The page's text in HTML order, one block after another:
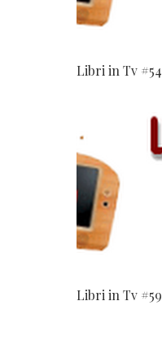
Libri in Tv #54
Libri in Tv #59